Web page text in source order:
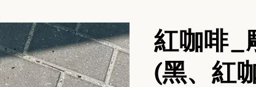
紅咖啡_
(黑、紅